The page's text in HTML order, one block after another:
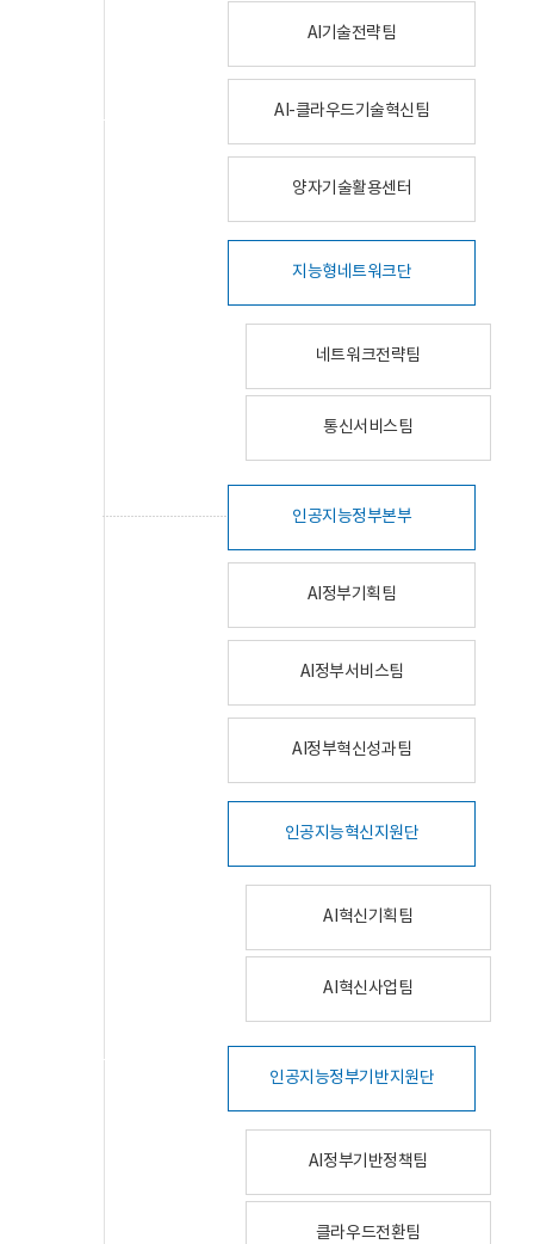
AI기술전략팀
AI-클라우드기술혁신팀
양자기술활용센터
지능형네트워크단
네트워크전략팀
통신서비스팀
인공지능정부본부
AI정부기획팀
AI정부서비스팀
AI정부혁신성과팀
인공지능혁신지원단
AI혁신기획팀
AI혁신사업팀
인공지능정부기반지원단
AI정부기반정책팀
클라우드전환팀